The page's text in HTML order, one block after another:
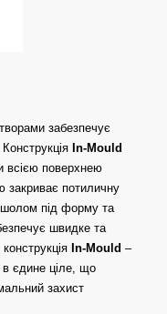
забезпечує
In-Mould
всією поверхнею
закриває потиличну
шолом під форму та
швидке та
In-Mould –
в єдине ціле, що
захист